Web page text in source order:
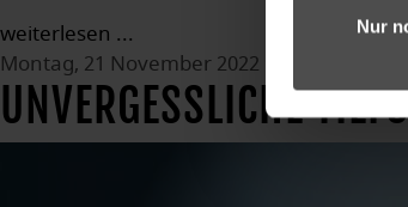
Nur
weiterlesen ...
Montag, 21 November 2022 15:43
UNVERGESSLICHE